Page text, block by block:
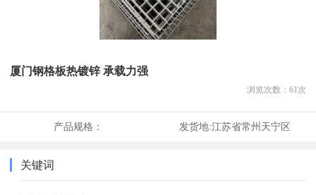
厦门钢格板热镀锌 承载力强
浏览次数： 61次
产品规格： 发货地:江苏省常州天宁区
关键词